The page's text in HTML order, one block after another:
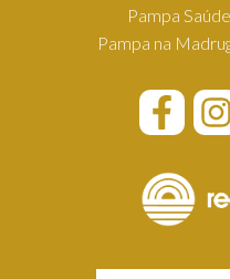
Pampa
Pampa na